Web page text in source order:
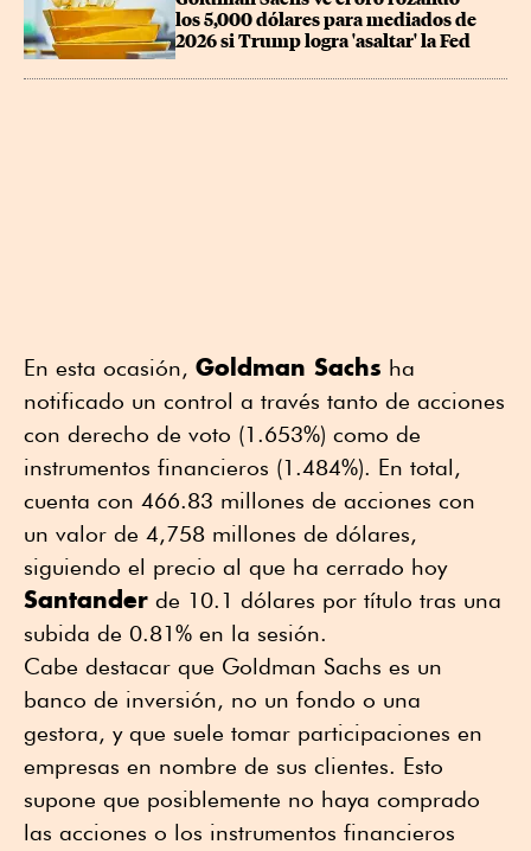
los 5,000 dólares para mediados de
2026 si Trump logra 'asaltar' la Fed
En esta ocasión, Goldman Sachs ha
notificado un control a través tanto de acciones
con derecho de voto (1.653%) como de
instrumentos financieros (1.484%). En total,
cuenta con 466.83 millones de acciones con
un valor de 4,758 millones de dólares,
siguiendo el precio al que ha cerrado hoy
Santander de 10.1 dólares por título tras una
subida de 0.81% en la sesión.
Cabe destacar que Goldman Sachs es un
banco de inversión, no un fondo o una
gestora, y que suele tomar participaciones en
empresas en nombre de sus clientes. Esto
supone que posiblemente no haya comprado
las acciones o los instrumentos financieros